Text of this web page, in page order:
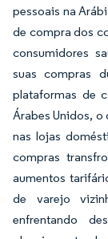
pessoais na
de compra dos
consumidores
suas compras
plataformas de
Árabes Unidos, o
nas lojas
compras
aumentos
de varejo
enfrentando